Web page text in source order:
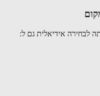
לבחירה אידיאלית גם ל: